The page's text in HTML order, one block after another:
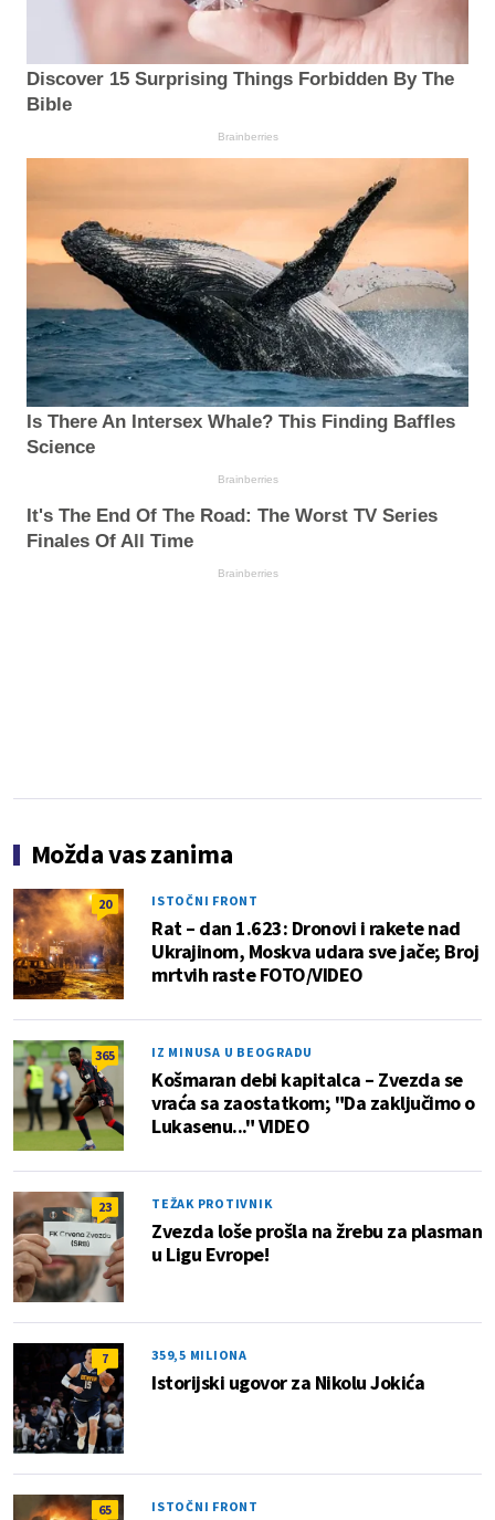
Discover 15 Surprising Things Forbidden By The
Bible
Brainberries
Is There An Intersex Whale? This Finding Baffles
Science
Brainberries
It's The End Of The Road: The Worst TV Series
Finales Of All Time
Brainberries
Možda vas zanima
20 ISTOČNI FRONT
Rat – dan 1.623: Dronovi i rakete nad
Ukrajinom, Moskva udara sve jače; Broj
mrtvih raste FOTO/VIDEO
365 IZ MINUSA U BEOGRADU
Košmaran debi kapitalca – Zvezda se
vraća sa zaostatkom; "Da zaključimo o
Lukasenu..." VIDEO
23 TEŽAK PROTIVNIK
Zvezda loše prošla na žrebu za plasman
u Ligu Evrope!
7 359,5 MILIONA
Istorijski ugovor za Nikolu Jokića
65 ISTOČNI FRONT